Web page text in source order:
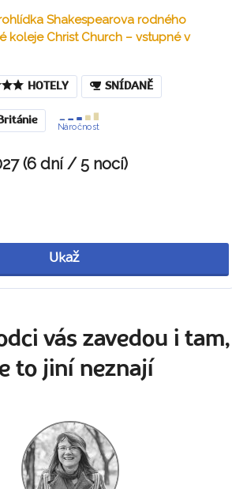
Shakespearova rodného
koleje Christ Church – vstupné v
HOTELY SNÍDANĚ
Náročnost
(6 dní / 5 nocí)
Ukaž
vás zavedou i tam,
to jiní neznají